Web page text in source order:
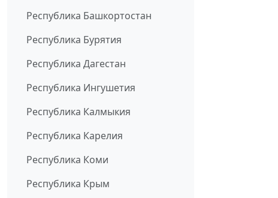
Республика Башкортостан
Республика Бурятия
Республика Дагестан
Республика Ингушетия
Республика Калмыкия
Республика Карелия
Республика Коми
Республика Крым